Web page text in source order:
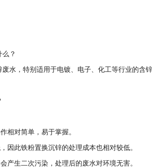
？
，特别适用于电镀、电子、化工等行业的含
对简单，易于掌握。
铁粉置换沉锌的处理成本也相对较低。
二次污染，处理后的废水对环境无害。